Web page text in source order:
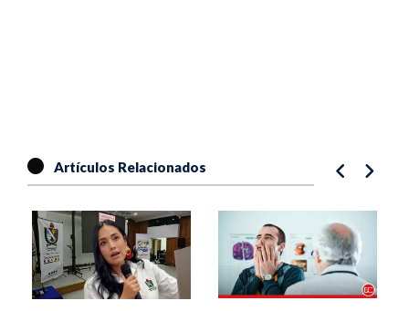
Artículos Relacionados